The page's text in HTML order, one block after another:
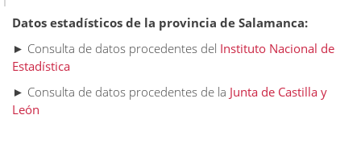
Datos estadísticos de la provincia de Salamanca:
► Consulta de datos procedentes del Instituto Nacional de
Estadística
► Consulta de datos procedentes de la Junta de Castilla y
León